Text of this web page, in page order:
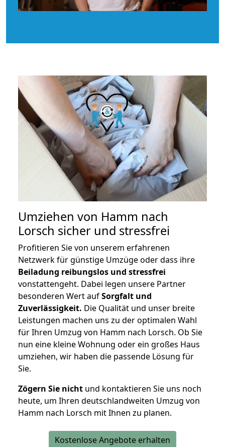
Umziehen von Hamm nach
Lorsch sicher und stressfrei
Profitieren Sie von unserem erfahrenen
Netzwerk für günstige Umzüge oder dass ihre
Beiladung reibungslos und stressfrei
vonstattengeht. Dabei legen unsere Partner
besonderen Wert aufSorgfalt und
Zuverlässigkeit. Die Qualität und unser breite
Leistungen machen uns zu der optimalen Wahl
für Ihren Umzug von Hamm nach Lorsch. Ob Sie
nun eine kleine Wohnung oder ein großes Haus
umziehen, wir haben die passende Lösung für
Sie.
Zögern Sie nicht und kontaktieren Sie uns noch
heute, um Ihren deutschlandweiten Umzug von
Hamm nach Lorsch mit Ihnen zu planen.
Kostenlose Angebote erhalten